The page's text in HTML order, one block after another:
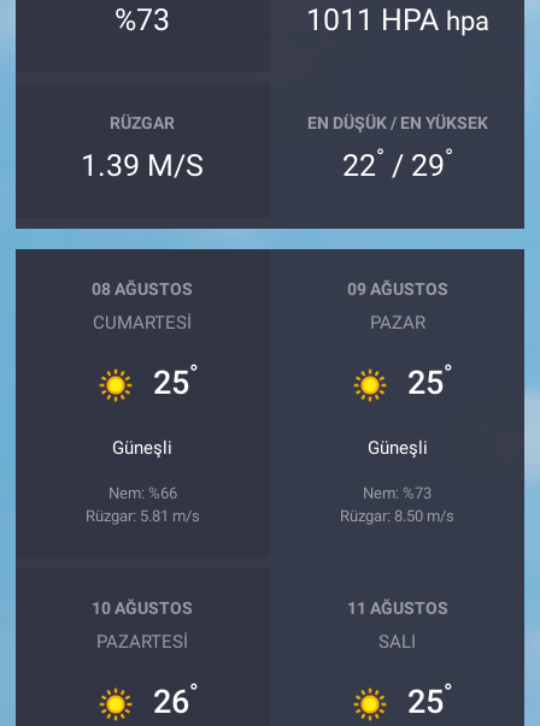
%73 1011 HPA hpa
RÜZGAR
1.39 M/S
EN DÜŞÜK / EN YÜKSEK
22° / 29°
08 AĞUSTOS
CUMARTESI
25°
Güneşli
Nem: %66
Rüzgar: 5.81 m/s
09 AĞUSTOS
PAZAR
25°
Güneşli
Nem: %73
Rüzgar: 8.50 m/s
10 AĞUSTOS
PAZARTESI
26°
11 AĞUSTOS
SALI
25°